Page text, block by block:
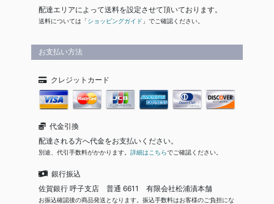
配達エリアによって送料を設定させて頂いております。
送料については「ショッピングガイド 」でご確認ください。
お支払い方法
クレジットカード
代金引換
配達される方へ代金をお支払いください。
別途、代引手数料がかかります。 詳細はこちらでご確認ください。
銀行振込
佐賀銀行 呼子支店 普通 6611 有限会社松浦漬本舗
お振込確認後の商品発送となります。振込手数料はお客様のご負担にな